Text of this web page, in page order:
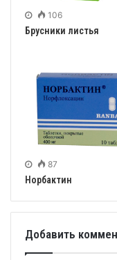
106
Брусники листья
87
Норбактин
Добавить